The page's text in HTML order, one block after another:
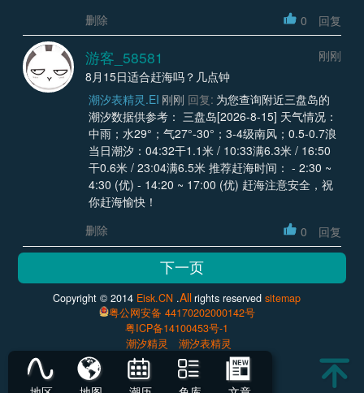
删除
0 回复
游客_58581
刚刚
8月15日适合赶海吗？几点钟
潮汐表精灵.EI 刚刚 回复: 为您查询附近三盘岛的
潮汐数据供参考： 三盘岛[2026-8-15] 天气情况：
中雨；水29°；气27°-30°；3-4级南风；0.5-0.7浪
当日潮汐：04:32干1.1米 / 10:33满6.3米 / 16:50
干0.6米 / 23:04满6.5米 推荐赶海时间： - 2:30 ~
4:30 (优) - 14:20 ~ 17:00 (优) 赶海注意安全，祝
你赶海愉快！
删除
0 回复
Copyright © 2014 Eisk.CN .Allrights reservedsitemap
粤公网安备 44170202000142号
粤ICP备14100453号-1
潮汐精灵
潮汐表精灵